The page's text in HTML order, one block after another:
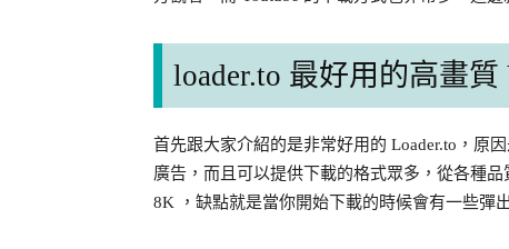
loader.to 最好用的高畫質
首先跟大家介紹的是非常好用的 Loader.to，原
廣告，而且可以提供下載的格式眾多，從各種
8K ，缺點就是當你開始下載的時候會有一些彈